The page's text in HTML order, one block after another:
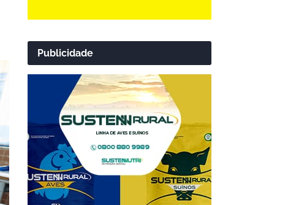
Publicidade